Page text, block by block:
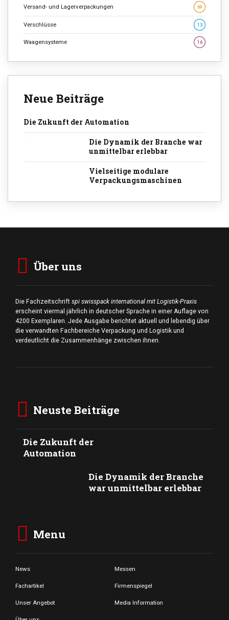
Versand- und Lagerverpackungen 69
Verschlüsse 13
Waagensysteme 16
Neue Beiträge
Die Zukunft der Automation
Die Dynamik der Branche war
unmittelbar erlebbar
Vielseitige modulare
Verpackungsmaschinen
Über uns
Die Fachzeitschrift spi swisspack international mit Logistik-Praxis
erscheint viermal jährlich in deutscher Sprache in einer Auflage von
4200 Exemplaren. Jede Ausgabe berichtet aktuell und lebendig über
die verwandten Fachbereiche Verpackung und Logistik und
verdeutlicht die Zusammenhänge zwischen ihnen.
Neuste Beiträge
Die Zukunft der
Automation
Die Dynamik der Branche
war unmittelbar erlebbar
Menu
News Messen
Fachartikel Firmenspiegel
Unser Angebot Media Information